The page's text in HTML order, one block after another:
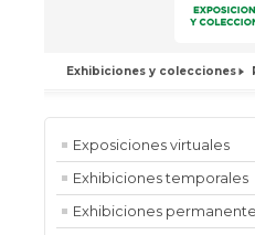
Exhibiciones y colecciones
Exposiciones virtuales
Exhibiciones temporales
Exhibiciones